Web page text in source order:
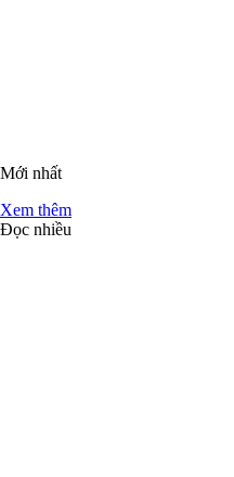
Mới nhất
Xem thêm
Đọc nhiều